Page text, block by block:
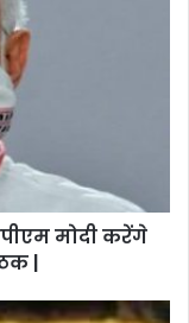
मोदी करेंगे
|